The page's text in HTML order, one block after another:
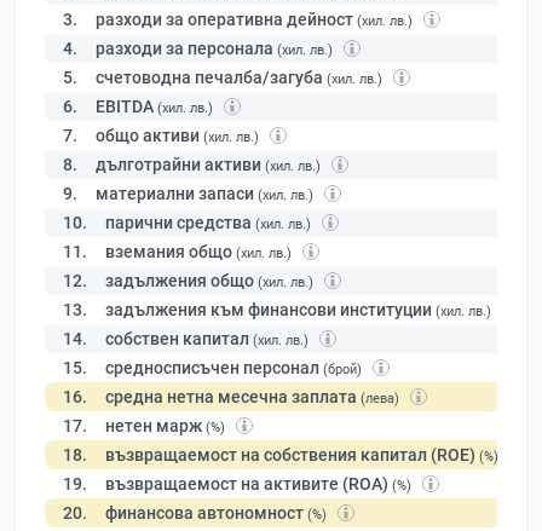
3. разходи за оперативна дейност (хил. лв.)
4. разходи за персонала (хил. лв.)
5. счетоводна печалба/загуба (хил. лв.)
6. EBITDA (хил. лв.)
7. общо активи (хил. лв.)
8. дълготрайни активи (хил. лв.)
9. материални запаси (хил. лв.)
10. парични средства (хил. лв.)
11. вземания общо (хил. лв.)
12. задължения общо (хил. лв.)
13. задължения към финансови институции (хил. лв.)
14. собствен капитал (хил. лв.)
15. средносписъчен персонал (брой)
16. средна нетна месечна заплата (лева)
17. нетен марж (%)
18. възвращаемост на собствения капитал (ROE) (%)
19. възвращаемост на активите (ROA) (%)
20. финансова автономност (%)